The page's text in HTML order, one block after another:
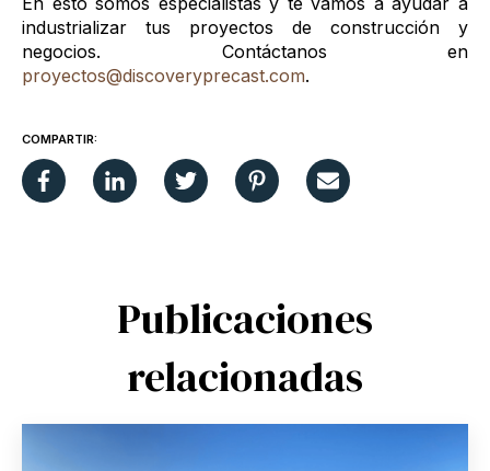
industrializar tus proyectos de construcción y
negocios. Contáctanos en
proyectos@discoveryprecast.com.
COMPARTIR:
Publicaciones
relacionadas